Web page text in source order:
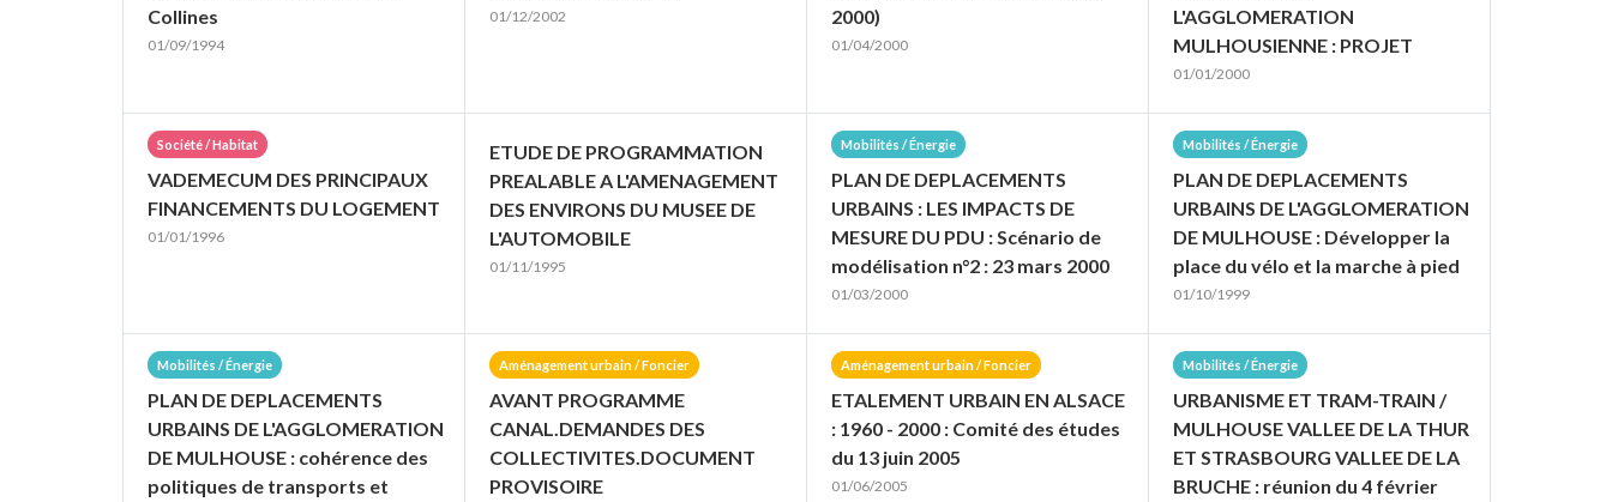
Collines
01/09/1994
01/12/2002
2000)
01/04/2000
L'AGGLOMERATION
MULHOUSIENNE : PROJET
01/01/2000
Société / Habitat
VADEMECUM DES PRINCIPAUX
FINANCEMENTS DU LOGEMENT
01/01/1996
ETUDE DE PROGRAMMATION
PREALABLE A L'AMENAGEMENT
DES ENVIRONS DU MUSEE DE
L'AUTOMOBILE
01/11/1995
Mobilités / Énergie
PLAN DE DEPLACEMENTS
URBAINS : LES IMPACTS DE
MESURE DU PDU : Scénario de
modélisation n°2 : 23 mars 2000
01/03/2000
Mobilités / Énergie
PLAN DE DEPLACEMENTS
URBAINS DE L'AGGLOMERATION
DE MULHOUSE : Développer la
place du vélo et la marche à pied
01/10/1999
Mobilités / Énergie
PLAN DE DEPLACEMENTS
URBAINS DE L'AGGLOMERATION
DE MULHOUSE : cohérence des
politiques de transports et
Aménagement urbain / Foncier
AVANT PROGRAMME
CANAL.DEMANDES DES
COLLECTIVITES.DOCUMENT
PROVISOIRE
Aménagement urbain / Foncier
ETALEMENT URBAIN EN ALSACE
: 1960 - 2000 : Comité des études
du 13 juin 2005
01/06/2005
Mobilités / Énergie
URBANISME ET TRAM-TRAIN /
MULHOUSE VALLEE DE LA THUR
ET STRASBOURG VALLEE DE LA
BRUCHE : réunion du 4 février